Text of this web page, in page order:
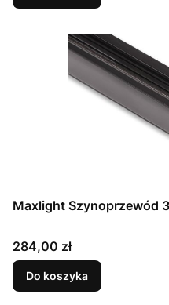
Maxlight Szynoprzewód
Cena
284,00 zł
Do koszyka